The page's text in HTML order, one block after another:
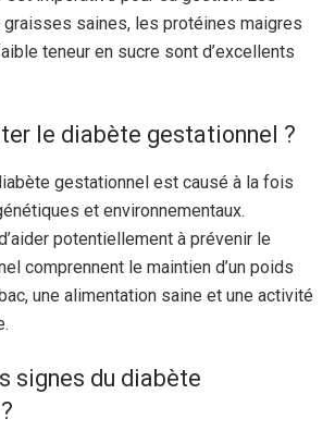
saines, les protéines maigres
teneur en sucre sont d’excellents
le diabète gestationnel ?
gestationnel est causé à la fois
et environnementaux.
potentiellement à prévenir le
comprennent le maintien d’un poids
une alimentation saine et une activité
signes du diabète